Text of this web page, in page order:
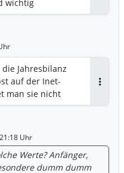
wichtig
Jahresbilanz
auf der Inet-
man sie nicht
Uhr
Werte? Anfänger,
dumm dumm